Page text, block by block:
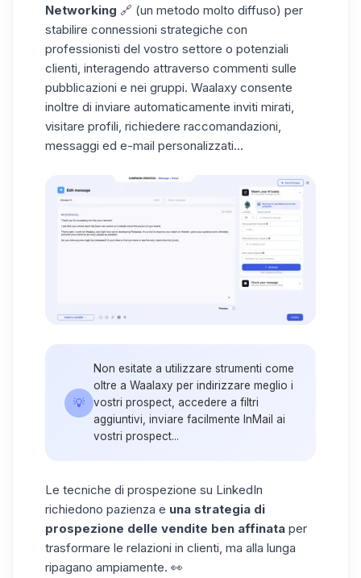
Networking 🔗 (un metodo molto diffuso) per
stabilire connessioni strategiche con
professionisti del vostro settore o potenziali
clienti, interagendo attraverso commenti sulle
pubblicazioni e nei gruppi. Waalaxy consente
inoltre di inviare automaticamente inviti mirati,
visitare profili, richiedere raccomandazioni,
messaggi ed e-mail personalizzati...
💡
Non esitate a utilizzare strumenti come
oltre a Waalaxy per indirizzare meglio i
vostri prospect, accedere a filtri
aggiuntivi, inviare facilmente InMail ai
vostri prospect...
Le tecniche di prospezione su LinkedIn
richiedono pazienza e una strategia di
prospezione delle vendite ben affinata per
trasformare le relazioni in clienti, ma alla lunga
ripagano ampiamente. 👀